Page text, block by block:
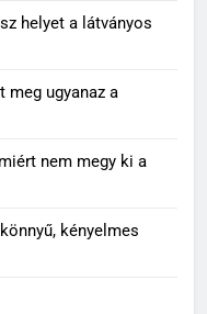
helyet a látványos
ugyanaz a
nem megy ki a
kényelmes
ki a divatból?
választás